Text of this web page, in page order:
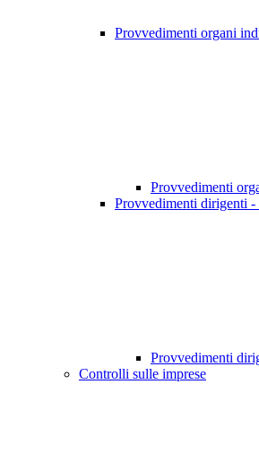
Provvedimenti organi
Provvedimenti
Provvedimenti dirigenti -
Provvedimenti
Controlli sulle imprese